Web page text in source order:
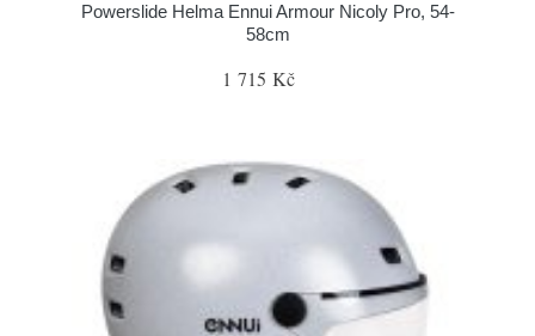
Powerslide Helma Ennui Armour Nicoly Pro, 54-
58cm
1 715 Kč